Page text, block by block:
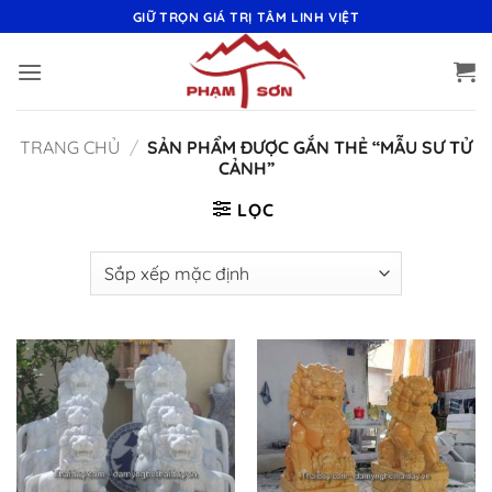
qua
nội
GIỮ TRỌN GIÁ TRỊ TÂM LINH VIỆT
TRANG CHỦ / SẢN PHẨM ĐƯỢC GẮN THẺ “MẪU SƯ TỬ
CẢNH”
LỌC